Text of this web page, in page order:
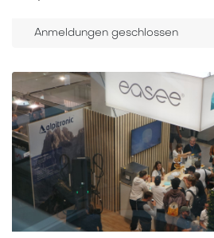
Anmeldungen geschlossen